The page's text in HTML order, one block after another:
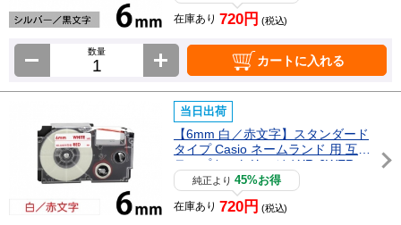
在庫あり 720円 (税込)
数量
カートに入れる
当日出荷
【6mm 白／赤文字】スタンダード
タイプ Casio ネームランド 用 互換
テープカートリッジ / XR-6WER
純正より45%お得
在庫あり 720円 (税込)